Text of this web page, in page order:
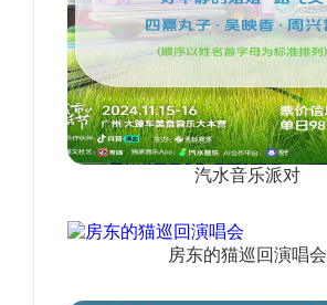
汽水音乐派对
房东的猫巡回演唱会